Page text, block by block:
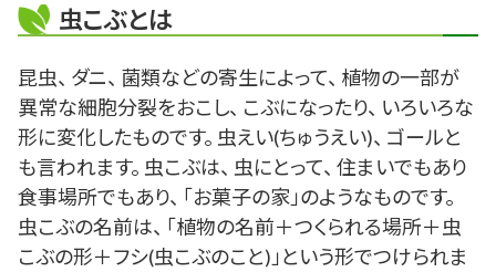
虫こぶとは
昆虫、 ダニ、 菌類などの寄生によって、 植物の一部が
異常な細胞分裂をおこし、 こぶになったり、 いろいろな
形に変化したものです。 虫えい(ちゅうえい)、 ゴールと
も言われます。 虫こぶは、 虫にとって、 住まいでもあり
食事場所でもあり、 「お菓子の家」のようなものです。
虫こぶの名前は、 「植物の名前＋つくられる場所＋虫
こぶの形＋フシ(虫こぶのこと)」という形でつけられま